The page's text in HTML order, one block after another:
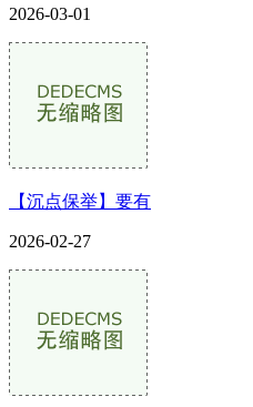
2026-03-01
【沉点保举】要有
2026-02-27